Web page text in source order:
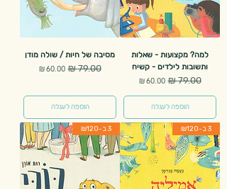
למה? מקצועות - שאלות
ותשובות לילדים - קשיח
מחיר רגיל‏79.00 ‏₪ מחיר מבצע‏60.00 ‏₪
הוספה לעגלה
מסיבה של חיות / שולה מודן
מחיר רגיל‏79.00 ‏₪ מחיר מבצע‏60.00 ‏₪
הוספה לעגלה
3 ב-₪120 3 ב-₪120